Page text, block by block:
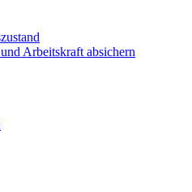
Arbeitskraft absichern